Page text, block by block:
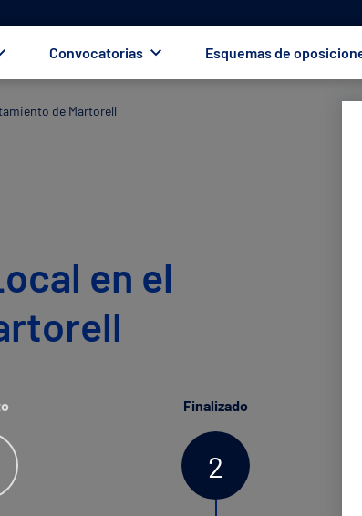
Convocatorias Esquemas de
de Martorell
en el
Finalizado
2